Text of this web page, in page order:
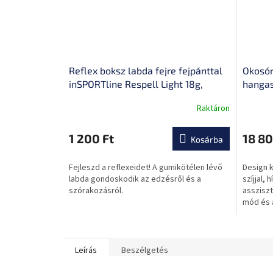
Reflex boksz labda fejre fejpánttal
inSPORTline Respell Light 18g,
állítható méretű fejpánt, rugalmas
átlagos
értékelése
ből
0,0
csillag.
Raktáron
1 200 Ft Kosárba
Fejleszd a reflexeidet! A gumikötélen lévő
labda gondoskodik az edzésről és a
szórakozásról.
18
Design
szíjjal,
mód és
Leírás Beszélgetés